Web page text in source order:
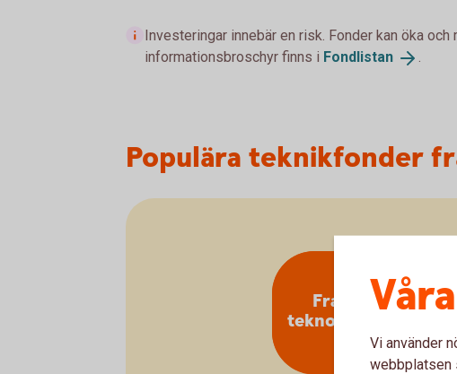
Investeringar innebär en risk. Fonder kan öka
informationsbroschyr finns i Fondlistan .
Populära teknikfonder
Framtidens
teknologitrender
Vi använder
webbplatsen